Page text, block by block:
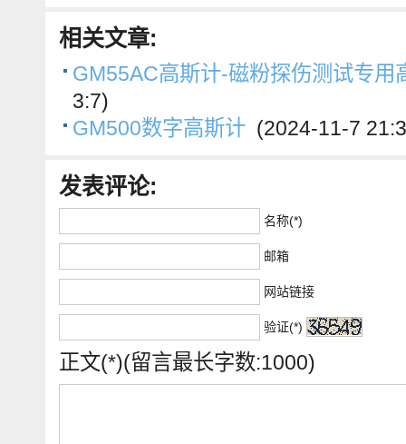
相关文章:
GM55AC高斯计-磁粉探伤测试专用
3:7)
GM500数字高斯计 (2024-11-7
发表评论:
名称(*)
邮箱
网站链接
验证(*)
正文(*)(留言最长字数:1000)